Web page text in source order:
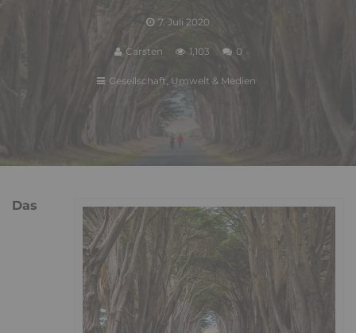
7. Juli 2020
Carsten 1,103 0
Gesellschaft, Umwelt & Medien
Das